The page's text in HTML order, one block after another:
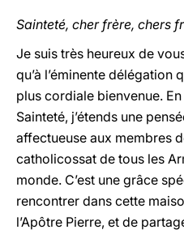
Sainteté, cher frère, chers
Je suis très heureux de
qu’à l’éminente délégation
plus cordiale bienvenue.
Sainteté, j’étends une
affectueuse aux membres
catholicossat de tous les
monde. C’est une grâce
rencontrer dans cette
l’Apôtre Pierre, et de